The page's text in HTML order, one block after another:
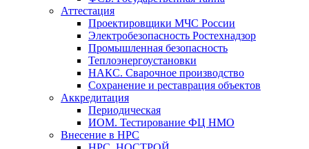
Аттестация
Проектировщики МЧС России
Электробезопасность Ростехнадзор
Промышленная безопасность
Теплоэнергоустановки
НАКС. Сварочное производство
Сохранение и реставрация объектов
Аккредитация
Периодическая
ИОМ. Тестирование ФЦ НМО
Внесение в НРС